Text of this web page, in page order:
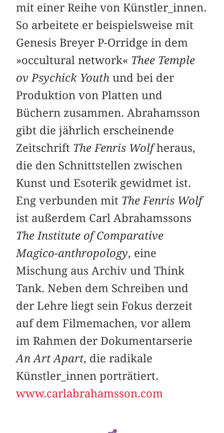
mit einer Reihe von Künstler_innen.
So arbeitete er beispielsweise mit
Genesis Breyer P-Orridge in dem
»occultural network« Thee Temple
ov Psychick Youth und bei der
Produktion von Platten und
Büchern zusammen. Abrahamsson
gibt die jährlich erscheinende
Zeitschrift The Fenris Wolfheraus,
die den Schnittstellen zwischen
Kunst und Esoterik gewidmet ist.
Eng verbunden mit The Fenris Wolf
ist außerdem Carl Abrahamssons
The Institute of Comparative
Magico-anthropology, eine
Mischung aus Archiv und Think
Tank. Neben dem Schreiben und
der Lehre liegt sein Fokus derzeit
auf dem Filmemachen, vor allem
im Rahmen der Dokumentarserie
An Art Apart, die radikale
Künstler_innen porträtiert.
www.carlabrahamsson.com